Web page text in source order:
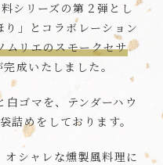
シリーズの第２弾とし
」とコラボレーション
ムリエのスモークセサ
成いたしました。
ゴマを、テンダーハウ
詰めをしております。
シャレな燻製風料理に